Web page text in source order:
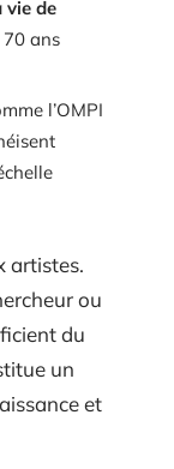
vie de
ans
l’OMPI
artistes.
ou
du
un
et